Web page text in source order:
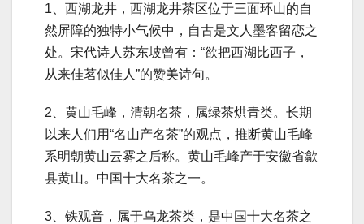
1、西湖龙井，西湖龙井茶区位于三面环山的自
然屏障的独特小气候中，自古是文人墨客留恋之
处。宋代诗人苏东坡曾有：“欲把西湖比西子，
从来佳茗似佳人”的赞美诗句。
2、黄山毛峰，清朝名茶，属绿茶烘青类。长期
以来人们用“名山产名茶”的观点，推断黄山毛峰
系明朝黄山云雾之后称。黄山毛峰产于安徽省歙
县黄山。中国十大名茶之一。
3、铁观音，属于乌龙茶类，是中国十大名茶之